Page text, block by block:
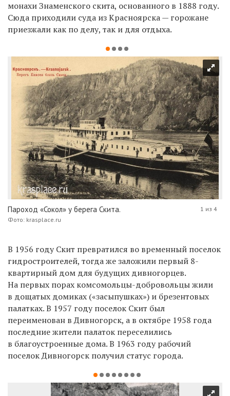
монахи Знаменского скита, основанного в 1888 году.
Сюда приходили суда из Красноярска — горожане
приезжали как по делу, так и для отдыха.
Пароход «Сокол» у берега Скита.
Фото: krasplace.ru
1 из 4
В 1956 году Скит превратился во временный поселок
гидростроителей, тогда же заложили первый 8-
квартирный дом для будущих дивногорцев.
На первых порах комсомольцы-добровольцы жили
в дощатых домиках («засыпушках») и брезентовых
палатках. В 1957 году поселок Скит был
переименован в Дивногорск, а в октябре 1958 года
последние жители палаток переселились
в благоустроенные дома. В 1963 году рабочий
поселок Дивногорск получил статус города.